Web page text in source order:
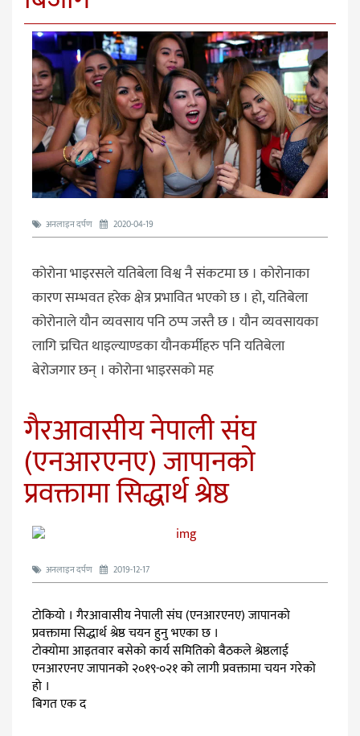
अनलाइन दर्पण 2020-04-19
कोरोना भाइरसले यतिबेला विश्व नै संकटमा छ । कोरोनाका
कारण सम्भवत हरेक क्षेत्र प्रभावित भएको छ । हो, यतिबेला
कोरोनाले यौन व्यवसाय पनि ठप्प जस्तै छ । यौन व्यवसायका
लागि च्रचित थाइल्याण्डका यौनकर्मीहरु पनि यतिबेला
बेरोजगार छन् । कोरोना भाइरसको मह
गैरआवासीय नेपाली संघ
(एनआरएनए) जापानको
प्रवक्तामा सिद्धार्थ श्रेष्ठ
अनलाइन दर्पण 2019-12-17
टोकियो । गैरआवासीय नेपाली संघ (एनआरएनए) जापानको
प्रवक्तामा सिद्धार्थ श्रेष्ठ चयन हुनु भएका छ ।
टोक्योमा आइतवार बसेको कार्य समितिको बैठकले श्रेष्ठलाई
एनआरएनए जापानको २०१९-०२१ को लागी प्रवक्तामा चयन गरेको
हो ।
बिगत एक द